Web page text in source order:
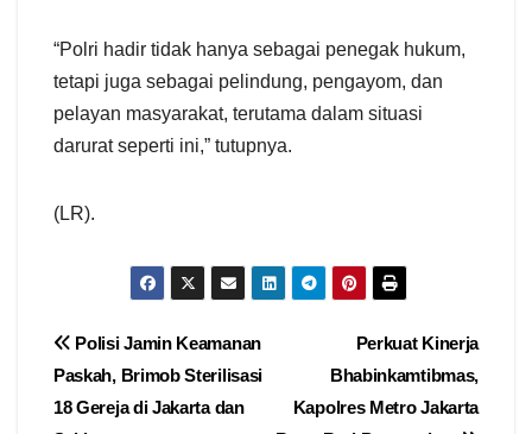
“Polri hadir tidak hanya sebagai penegak hukum,
tetapi juga sebagai pelindung, pengayom, dan
pelayan masyarakat, terutama dalam situasi
darurat seperti ini,” tutupnya.
(LR).
Navigasi
pos
Perkuat Kinerja
Bhabinkamtibmas,
Kapolres Metro Jakarta
Polisi Jamin Keamanan
Paskah, Brimob Sterilisasi
18 Gereja di Jakarta dan